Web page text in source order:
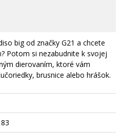
big od značky G21 a chcete
Potom si nezabudnite k svojej
dierovaním, ktoré vám
brusnice alebo hrášok.